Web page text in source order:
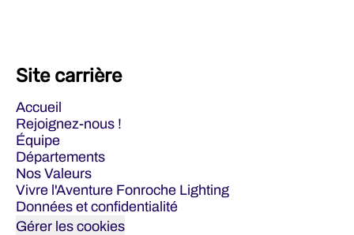
Site carrière
Accueil
Rejoignez-nous !
Équipe
Départements
Nos Valeurs
Vivre l'Aventure Fonroche Lighting
Données et confidentialité
Gérer les cookies